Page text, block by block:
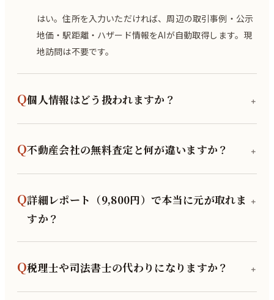
はい。住所を入力いただければ、周辺の取引事例・公示
地価・駅距離・ハザード情報をAIが自動取得します。現
地訪問は不要です。
Q個人情報はどう扱われますか？ ＋
Q不動産会社の無料査定と何が違いますか？ ＋
Q詳細レポート（9,800円）で本当に元が取れま
すか？
＋
Q税理士や司法書士の代わりになりますか？ ＋